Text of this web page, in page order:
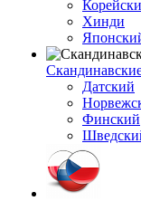
Хинди
Датский
Финский